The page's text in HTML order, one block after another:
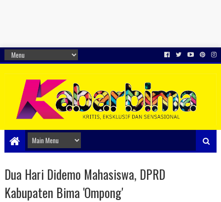
Dua Hari Didemo Mahasiswa, DPRD
Kabupaten Bima 'Ompong'